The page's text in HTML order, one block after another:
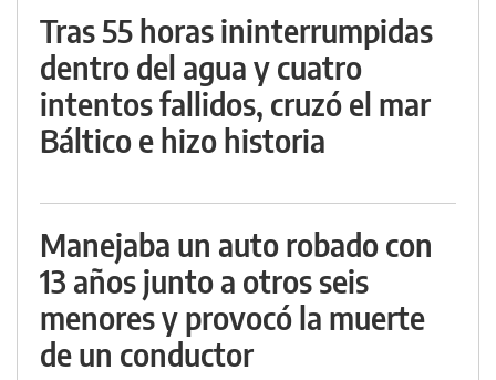
Tras 55 horas ininterrumpidas
dentro del agua y cuatro
intentos fallidos, cruzó el mar
Báltico e hizo historia
Manejaba un auto robado con
13 años junto a otros seis
menores y provocó la muerte
de un conductor